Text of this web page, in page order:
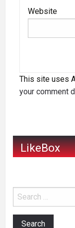
Website
This site uses
your comment
LikeBox